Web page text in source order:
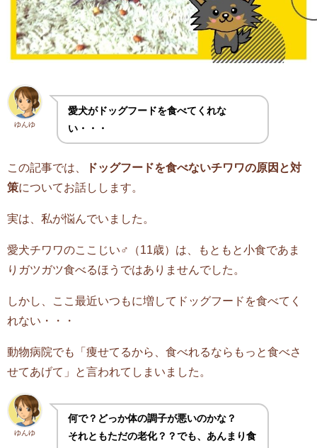
ゆんゆ
愛犬がドッグフードを食べてくれな
い・・・
この記事では、
ドッグフードを食べないチワワの原因と対
策についてお話しします。
実は、私が悩んでいました。
愛犬チワワのここじい♂（11歳）は、もともと小食であま
りガツガツ食べるほうではありませんでした。
しかし、ここ最近いつもに増してドッグフードを食べてく
れない・・・
動物病院でも「痩せてるから、食べれるならもっと食べさ
せてあげて」と言われてしまいました。
ゆんゆ
何で？どっか体の調子が悪いのかな？
それともただの老化？？でも、あんまり食